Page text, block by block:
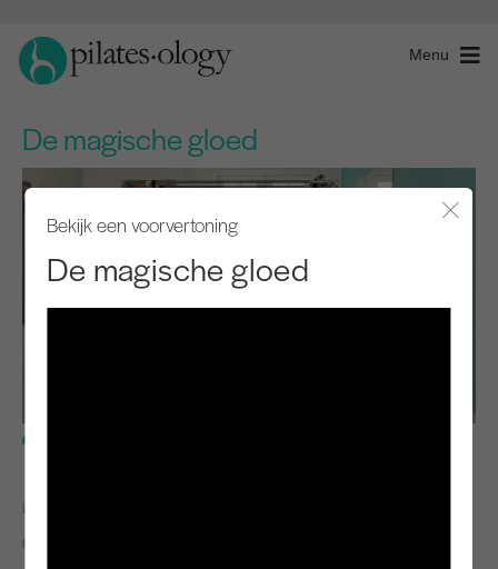
Menu
De magische gloed
Bekijk een voorvertoning
De magische gloed
LERAAR
Carrie Russo